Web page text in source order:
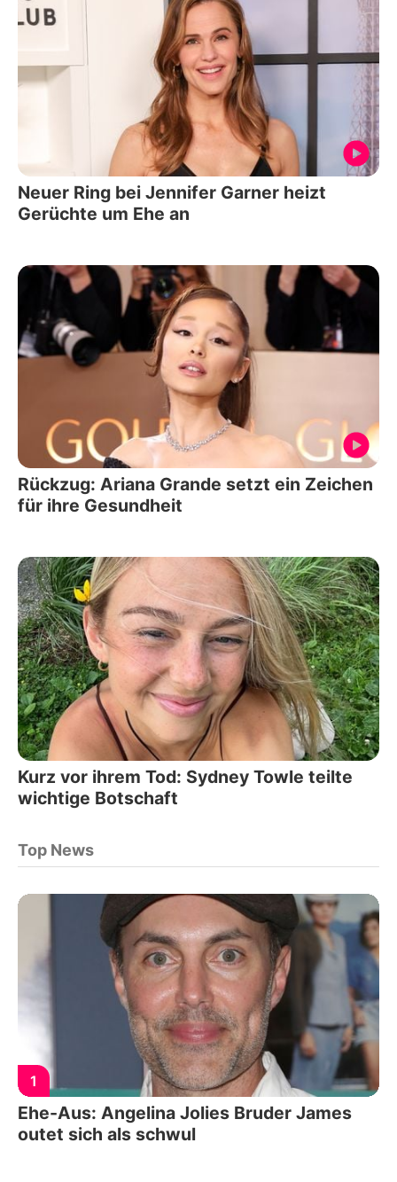
Neuer Ring bei Jennifer Garner heizt
Gerüchte um Ehe an
Rückzug: Ariana Grande setzt ein Zeichen
für ihre Gesundheit
Kurz vor ihrem Tod: Sydney Towle teilte
wichtige Botschaft
Top News
1
Ehe-Aus: Angelina Jolies Bruder James
outet sich als schwul